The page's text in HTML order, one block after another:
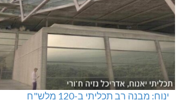
ינוח: מבנה רב תכליתי ב-120 מלש"ח